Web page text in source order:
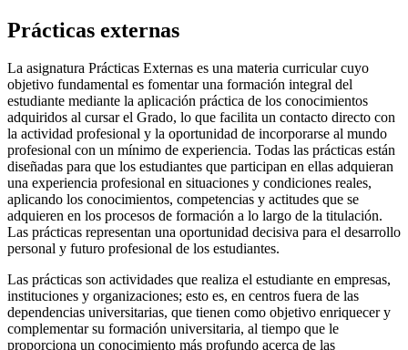
Prácticas externas
La asignatura Prácticas Externas es una materia curricular cuyo
objetivo fundamental es fomentar una formación integral del
estudiante mediante la aplicación práctica de los conocimientos
adquiridos al cursar el Grado, lo que facilita un contacto directo con
la actividad profesional y la oportunidad de incorporarse al mundo
profesional con un mínimo de experiencia. Todas las prácticas están
diseñadas para que los estudiantes que participan en ellas adquieran
una experiencia profesional en situaciones y condiciones reales,
aplicando los conocimientos, competencias y actitudes que se
adquieren en los procesos de formación a lo largo de la titulación.
Las prácticas representan una oportunidad decisiva para el desarrollo
personal y futuro profesional de los estudiantes.
Las prácticas son actividades que realiza el estudiante en empresas,
instituciones y organizaciones; esto es, en centros fuera de las
dependencias universitarias, que tienen como objetivo enriquecer y
complementar su formación universitaria, al tiempo que le
proporciona un conocimiento más profundo acerca de las